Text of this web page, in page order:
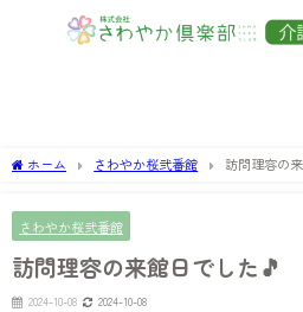
ホーム さわやか桜弐番館 訪問理容の
さわやか桜弐番館
訪問理容の来館日でした🎵
2024-10-08 2024-10-08